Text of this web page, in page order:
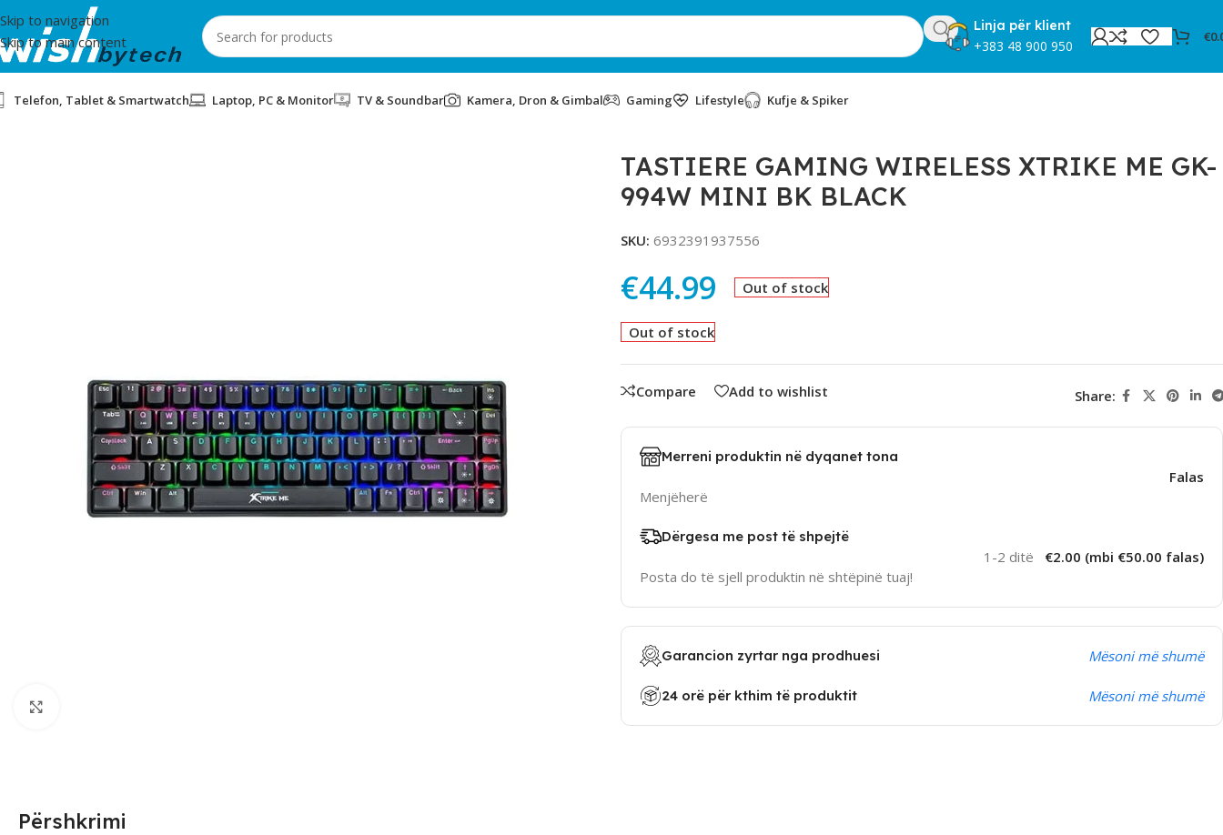
Skip to navigation
Skip to main content
Linja për klient
+383 48 900 950
€
Telefon, Tablet & Smartwatch Laptop, PC & Monitor TV & Soundbar Kamera, Dron & Gimbal Gaming Lifestyle Kufje & Spiker
TASTIERE GAMING WIRELESS XTRIKE ME GK-
994W MINI BK BLACK
SKU: 6932391937556
€44.99 Out of stock
Out of stock
Compare Add to wishlist Share:
Merreni produktin në dyqanet tona
Menjëherë
Falas
Dërgesa me post të shpejtë
Posta do të sjell produktin në shtëpinë tuaj!
1-2 ditë €2.00 (mbi €50.00 falas)
Garancion zyrtar nga prodhuesi Mësoni më shumë
24 orë për kthim të produktit Mësoni më shumë
Përshkrimi